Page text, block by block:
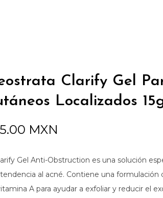
Clarify Gel
Localizados
MXN
Gel Anti-Obstruction es una solución
al acné. Contiene una formulación
A para ayudar a exfoliar y reducir el